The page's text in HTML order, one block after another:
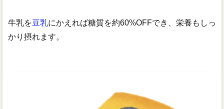
牛乳を豆乳にかえれば糖質を約60%OFFでき、栄養もしっ
かり摂れます。